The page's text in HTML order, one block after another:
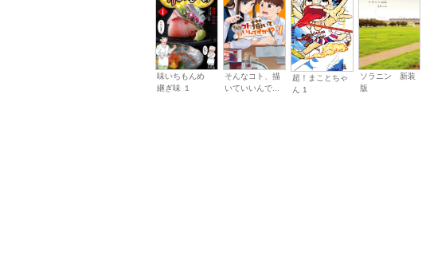
味いちもんめ
継ぎ味 １
そんなコト、描
いていいんで...
超！まことちゃ
ん 1
ソラニン 新装
版